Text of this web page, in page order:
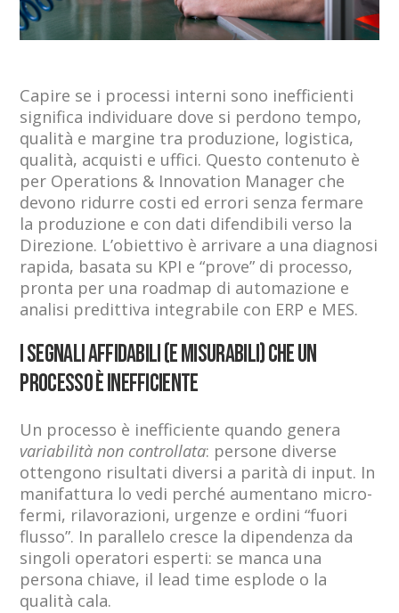
Capire se i processi interni sono inefficienti
significa individuare dove si perdono tempo,
qualità e margine tra produzione, logistica,
qualità, acquisti e uffici. Questo contenuto è
per Operations & Innovation Manager che
devono ridurre costi ed errori senza fermare
la produzione e con dati difendibili verso la
Direzione. L’obiettivo è arrivare a una diagnosi
rapida, basata su KPI e “prove” di processo,
pronta per una roadmap di automazione e
analisi predittiva integrabile con ERP e MES.
I segnali affidabili (e misurabili) che un
processo è inefficiente
Un processo è inefficiente quando genera
variabilità non controllata: persone diverse
ottengono risultati diversi a parità di input. In
manifattura lo vedi perché aumentano micro-
fermi, rilavorazioni, urgenze e ordini “fuori
flusso”. In parallelo cresce la dipendenza da
singoli operatori esperti: se manca una
persona chiave, il lead time esplode o la
qualità cala.